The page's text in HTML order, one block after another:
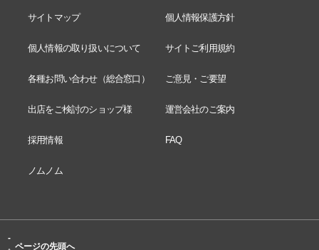
サイトマップ 個人情報保護方針
個人情報の取り扱いについて サイトご利用規約
各種お問い合わせ（総合窓口） ご意見・ご要望
出店をご検討のショップ様 運営会社のご案内
採用情報 FAQ
ノムノム
-
ページの先頭へ